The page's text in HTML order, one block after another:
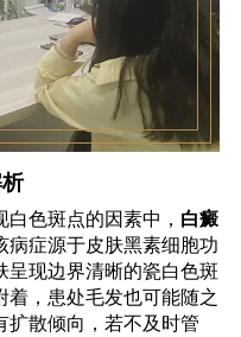
色斑点的因素中， 白癜
病症源于皮肤黑素细胞功
呈现边界清晰的瓷白色斑
着，患处毛发也可能随之
扩散倾向，若不及时管